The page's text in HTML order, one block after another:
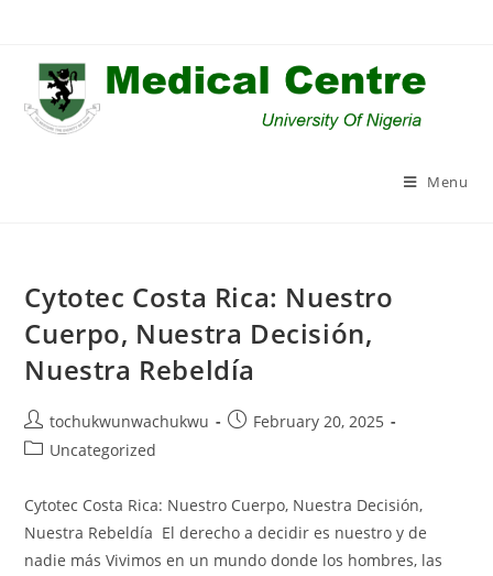
content
Menu
Cytotec Costa Rica: Nuestro
Cuerpo, Nuestra Decisión,
Nuestra Rebeldía
Post
author:
tochukwunwachukwu
PostFebruary 20, 2025
PostUncategorized
Cytotec Costa Rica: Nuestro Cuerpo, Nuestra Decisión,
Nuestra Rebeldía El derecho a decidir es nuestro y de
nadie más Vivimos en un mundo donde los hombres, las